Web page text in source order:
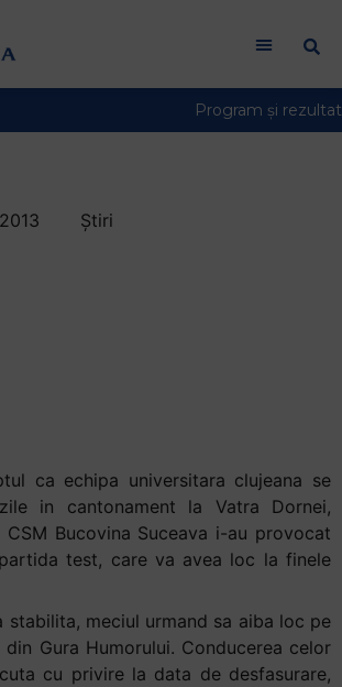
Știri
ca echipa universitara clujeana se
in cantonament la Vatra Dornei,
Bucovina Suceava i-au provocat
test, care va avea loc la finele
stabilita, meciul urmand sa aiba loc pe
Gura Humorului. Conducerea celor
cu privire la data de desfasurare,